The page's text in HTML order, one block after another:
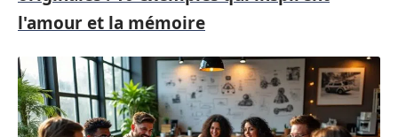
l'amour et la mémoire